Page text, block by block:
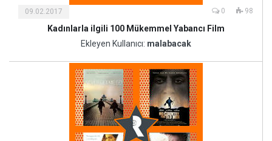
09.02.2017 0 98
Kadınlarla ilgili 100 Mükemmel Yabancı Film
Ekleyen Kullanıcı: malabacak